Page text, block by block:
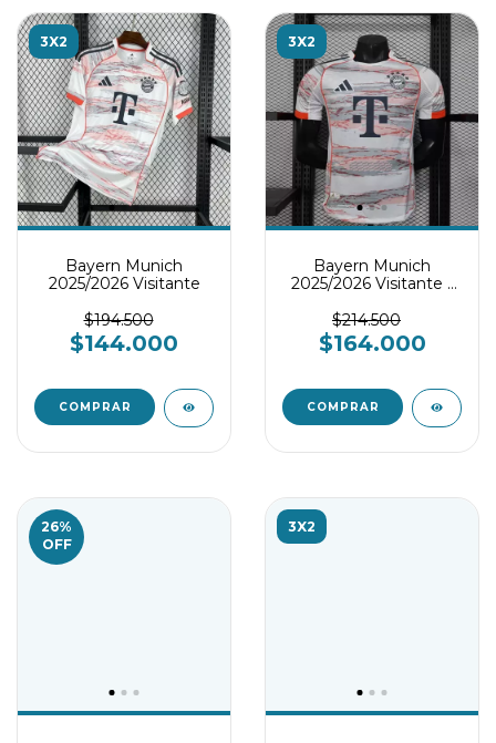
3X2
Bayern Munich
2025/2026 Visitante
$194.500
$144.000
COMPRAR
3X2
Bayern Munich
2025/2026 Visitante -
$214.500
$164.000
COMPRAR
26%
OFF
3X2